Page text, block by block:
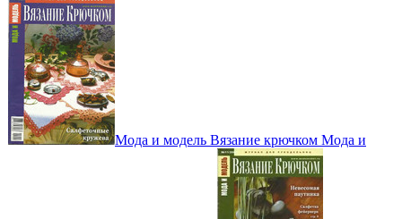
Мода и модель Вязание крючком Мода и